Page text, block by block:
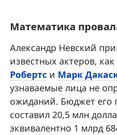
Математика
Александр Невский
известных актеров, как
Робертс и Марк
узнаваемые лица не
ожиданий. Бюджет его
составил 20,5 млн
эквивалентно 1 млрд